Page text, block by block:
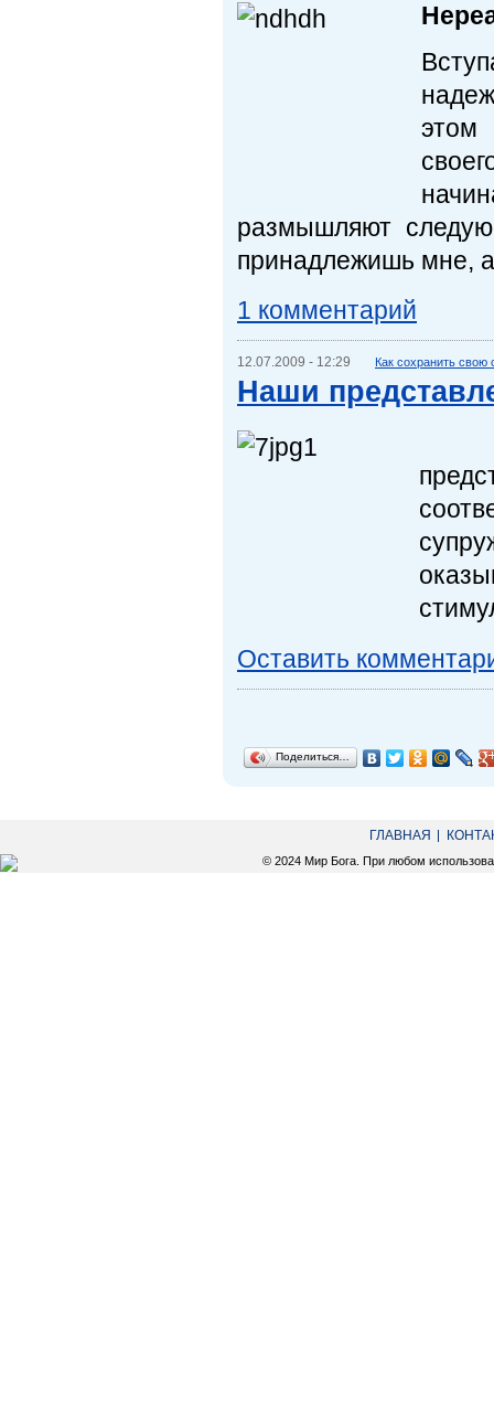
этом
размышляют
принадлежишь мне, а
1 комментарий
12.07.2009 - 12:29 Как сохранить
Наши
Оставить
Поделиться…
ГЛАВНАЯ
© 2024 Мир Бога. При любом